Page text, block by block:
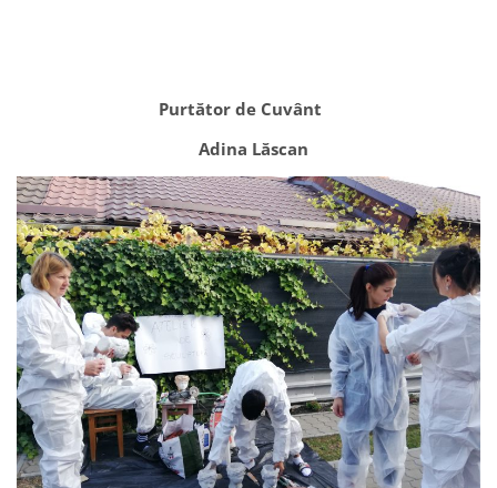
Purtător de Cuvânt
Adina Lăscan